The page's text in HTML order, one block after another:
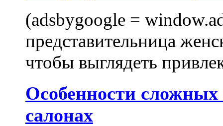
(adsbygoogle =
представительница
чтобы выглядеть
Особенности
салонах